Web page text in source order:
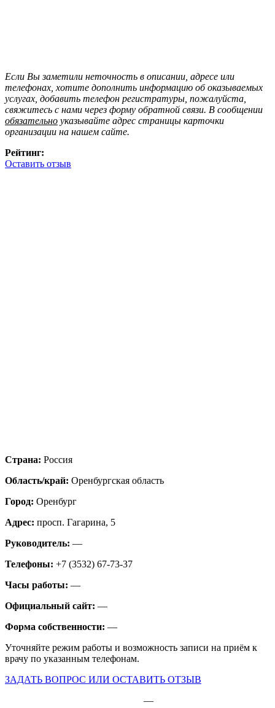
Если Вы заметили неточность в описании, адресе или
телефонах, хотите дополнить информацию об оказываемых
услугах, добавить телефон регистратуры, пожалуйста,
свяжитесь с нами через форму обратной связи. В сообщении
обязательно указывайте адрес страницы карточки
организации на нашем сайте.
Рейтинг:
Оставить отзыв
Страна: Россия
Область/край: Оренбургская область
Город: Оренбург
Адрес: просп. Гагарина, 5
Руководитель: —
Телефоны: +7 (3532) 67-73-37
Часы работы: —
Официальный сайт: —
Форма собственности: —
Уточняйте режим работы и возможность записи на приём к
врачу по указанным телефонам.
ЗАДАТЬ ВОПРОС ИЛИ ОСТАВИТЬ ОТЗЫВ
—